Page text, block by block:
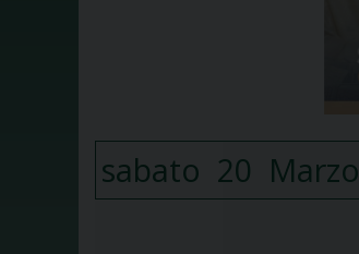
sabato 20 Marzo